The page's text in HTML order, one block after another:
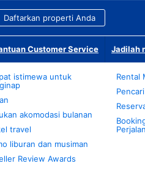
Daftarkan properti Anda
Customer Service Jadilah
istimewa untuk
akomodasi bulanan
travel
liburan dan musiman
Review Awards
Rental